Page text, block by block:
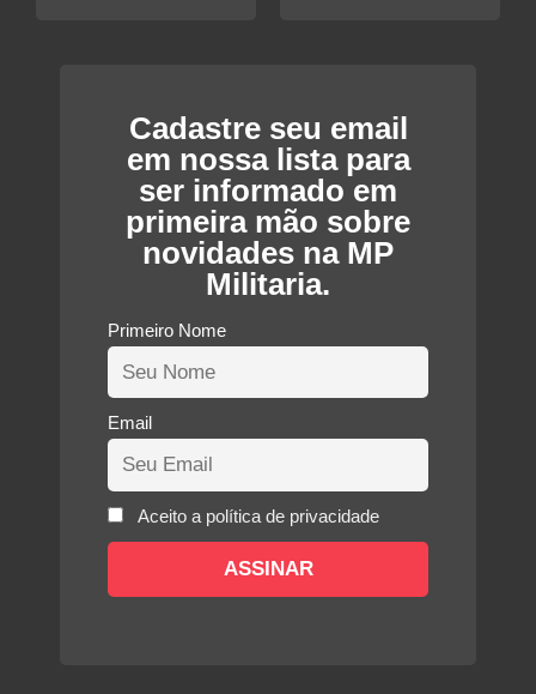
Cadastre seu email
em nossa lista para
ser informado em
primeira mão sobre
novidades na MP
Militaria.
Primeiro Nome
Email
Aceito a política de privacidade